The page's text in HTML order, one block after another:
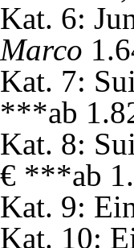
Kat. 6:
Marco
Kat. 7:
***ab
Kat. 8:
€ ***ab
Kat. 9:
Kat. 10: